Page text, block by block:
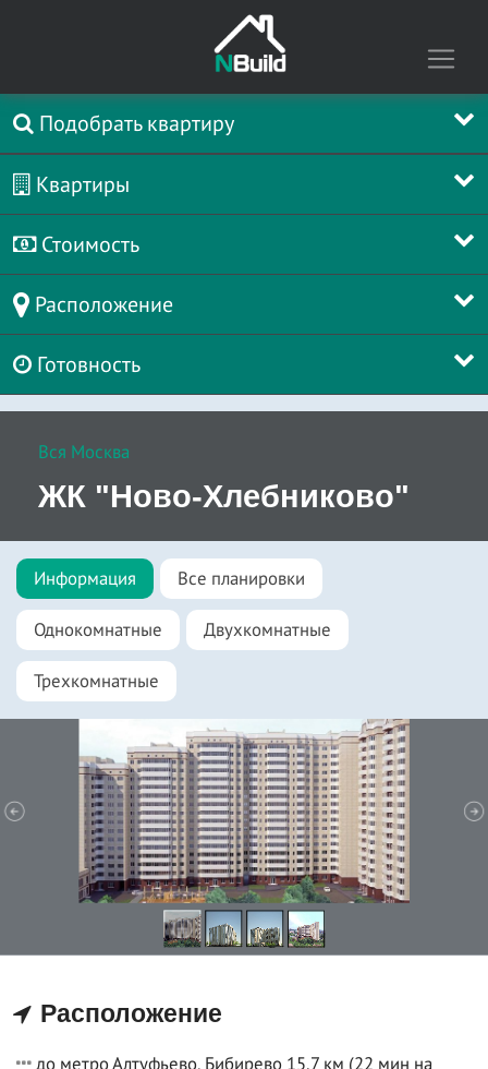
Подобрать квартиру
Квартиры
Стоимость
Расположение
Готовность
Вся Москва
ЖК "Ново-Хлебниково"
Информация Все планировки
Однокомнатные Двухкомнатные
Трехкомнатные
Расположение
до метро Алтуфьево, Бибирево 15.7 км (22 мин на